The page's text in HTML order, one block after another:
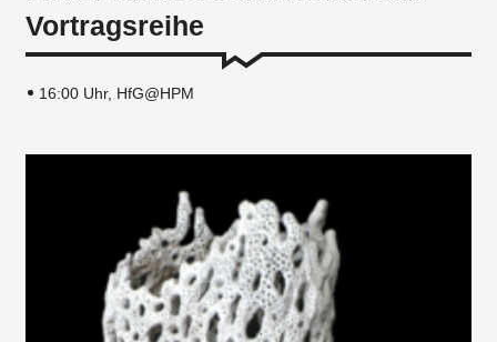
Vortragsreihe
Vortragsreihe
16:00 Uhr, HfG@HPM